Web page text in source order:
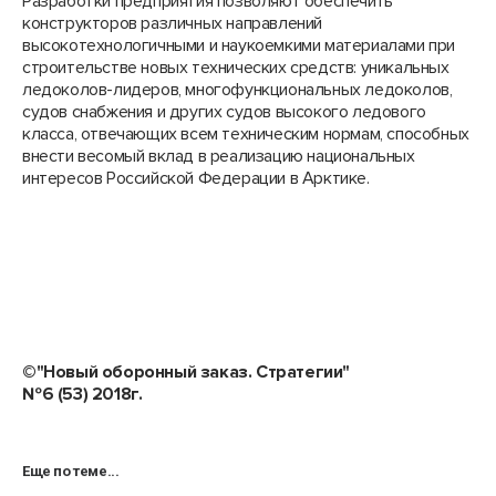
конструкторов различных направлений
высокотехнологичными и наукоемкими материалами при
строительстве новых технических средств: уникальных
ледоколов-лидеров, многофункциональных ледоколов,
судов снабжения и других судов высокого ледового
класса, отвечающих всем техническим нормам, способных
внести весомый вклад в реализацию национальных
интересов Российской Федерации в Арктике.
©"Новый оборонный заказ. Стратегии"
№6 (53) 2018г.
Еще по теме...